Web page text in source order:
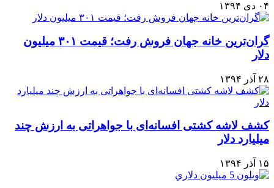
۰۴ دی ۱۳۹۴
گران‌ترین خانه جهان فروش رفت؛ قیمت ۳۰۱ میلیون
دلار
۲۸ آذر ۱۳۹۴
کشف لاشه کشتی افسانه‌ای با جواهراتی به ارزش چند
میلیارد دلار
۱۵ آذر ۱۳۹۴